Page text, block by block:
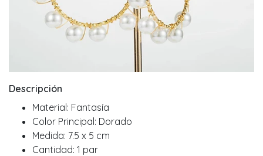
Descripción
Material: Fantasía
Color Principal: Dorado
Medida: 7.5 x 5 cm
Cantidad: 1 par